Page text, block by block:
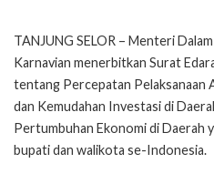
TANJUNG SELOR – Menteri
Karnavian menerbitkan Surat
tentang Percepatan Pelaksanaan
dan Kemudahan Investasi di
Pertumbuhan Ekonomi di Daerah
bupati dan walikota se-Indonesia.